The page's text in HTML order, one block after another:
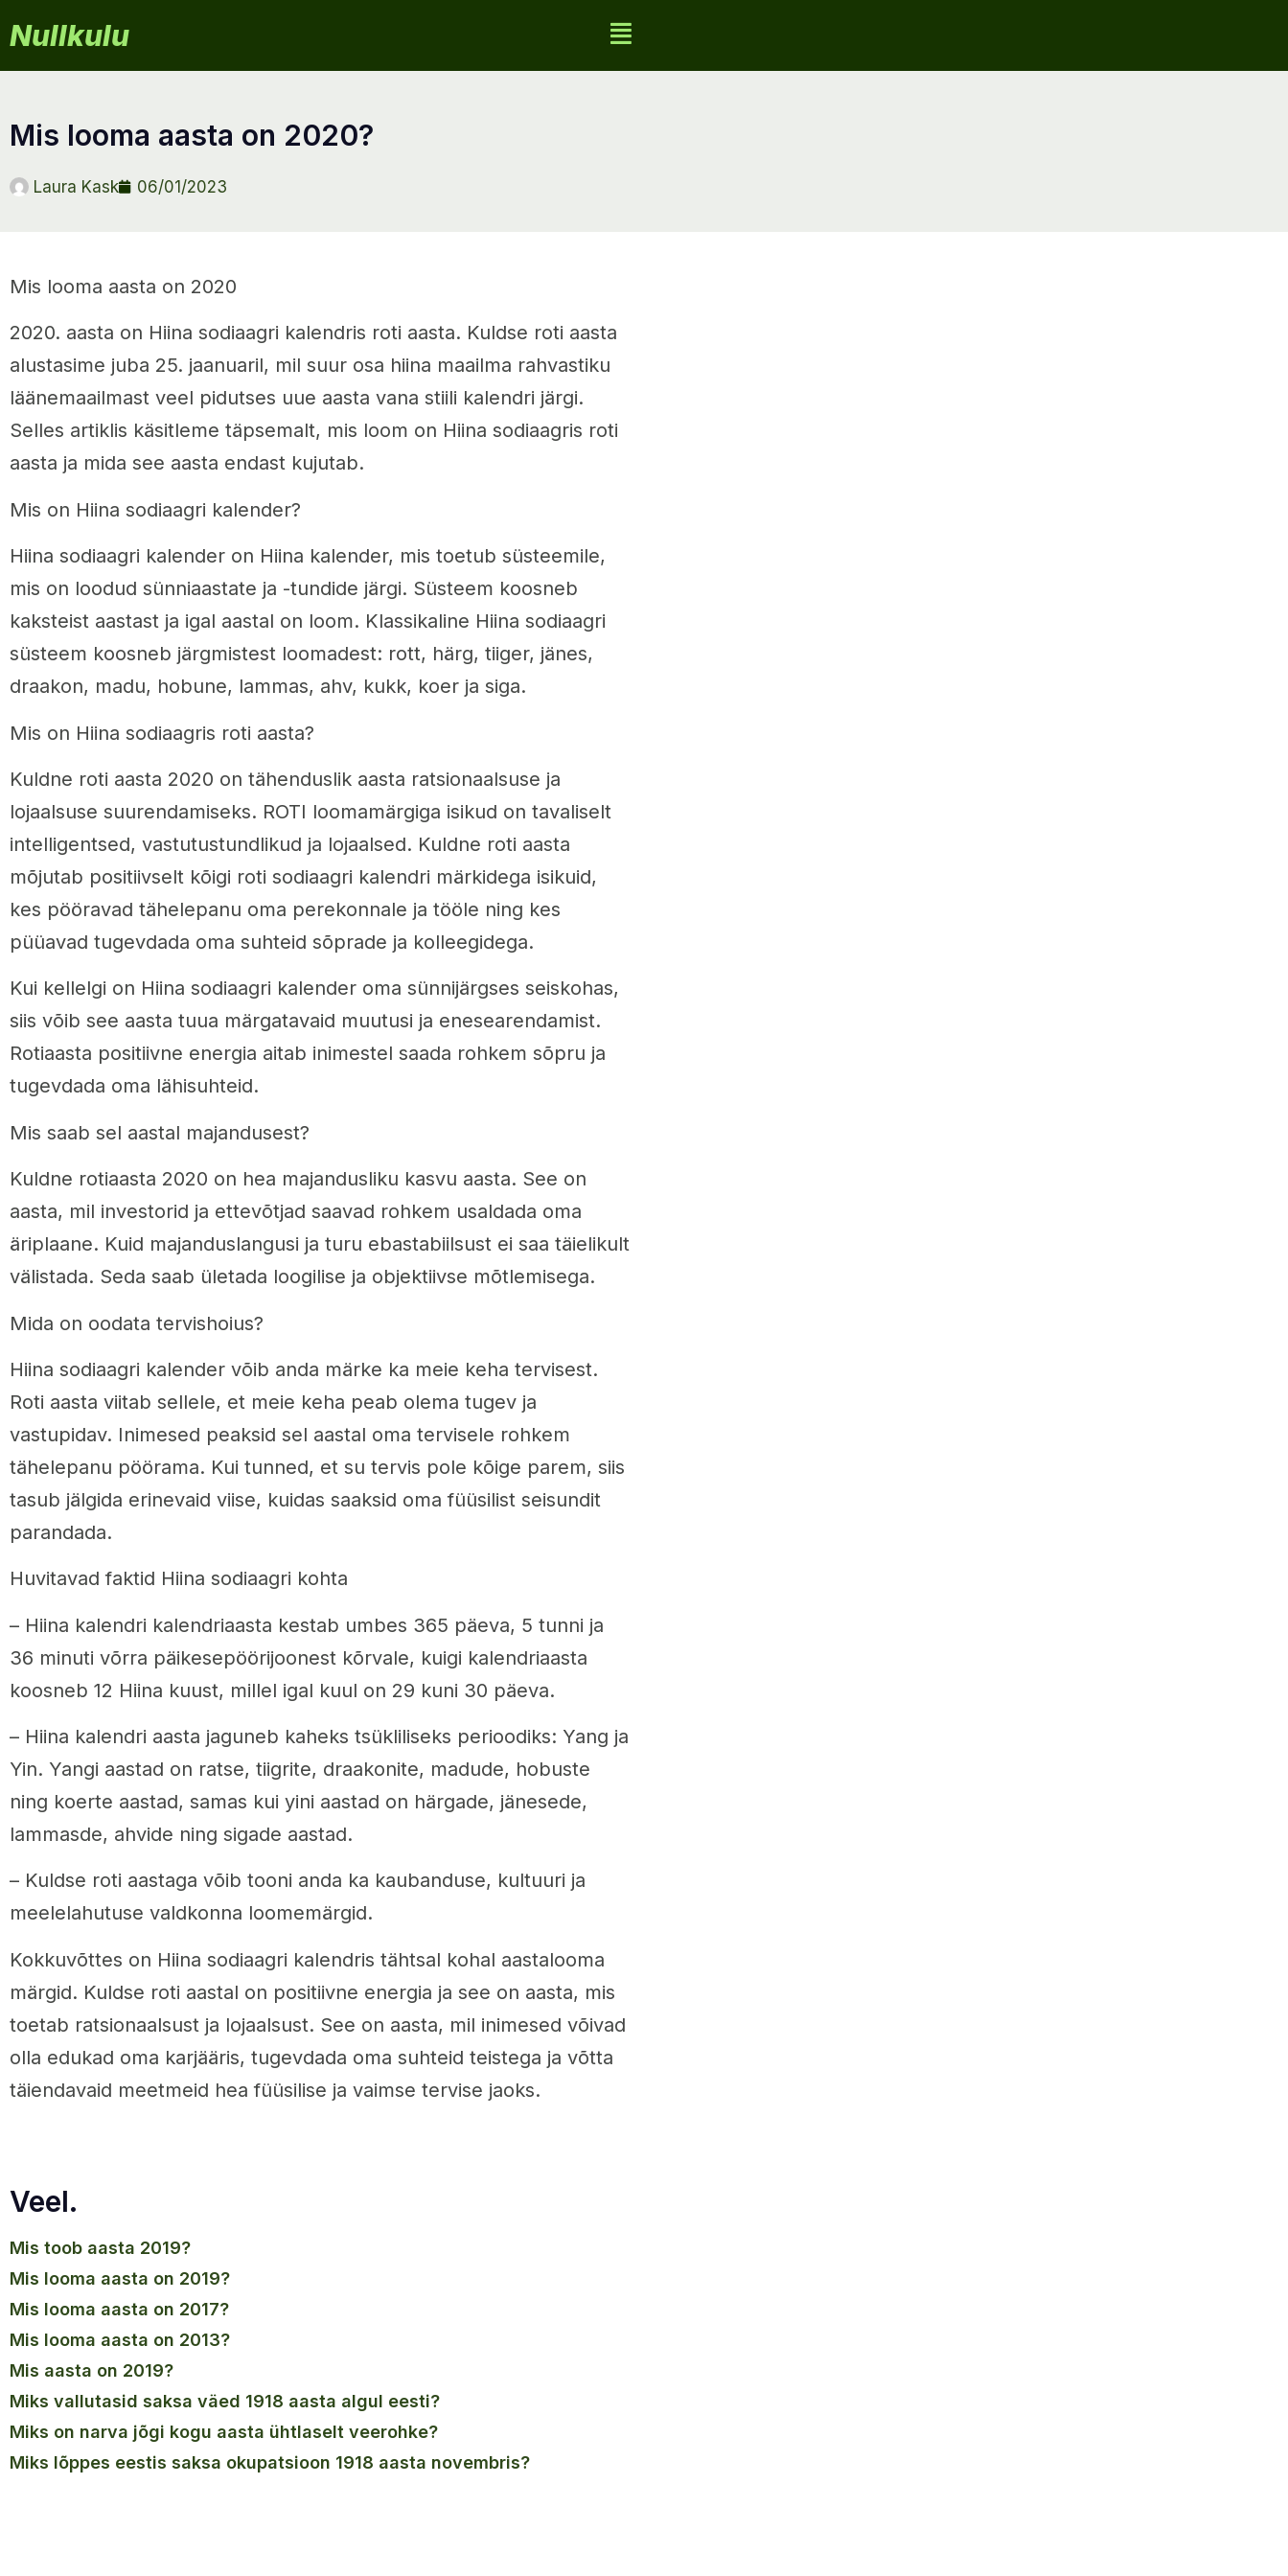
Nullkulu
mis looma aasta on 2020?
Laura Kask 06/01/2023
Mis looma aasta on 2020
2020. aasta on Hiina sodiaagri kalendris roti aasta. Kuldse roti aasta
alustasime juba 25. jaanuaril, mil suur osa hiina maailma rahvastiku
läänemaailmast veel pidutses uue aasta vana stiili kalendri järgi.
Selles artiklis käsitleme täpsemalt, mis loom on Hiina sodiaagris roti
aasta ja mida see aasta endast kujutab.
Mis on Hiina sodiaagri kalender?
Hiina sodiaagri kalender on Hiina kalender, mis toetub süsteemile,
mis on loodud sünniaastate ja -tundide järgi. Süsteem koosneb
kaksteist aastast ja igal aastal on loom. Klassikaline Hiina sodiaagri
süsteem koosneb järgmistest loomadest: rott, härg, tiiger, jänes,
draakon, madu, hobune, lammas, ahv, kukk, koer ja siga.
Mis on Hiina sodiaagris roti aasta?
Kuldne roti aasta 2020 on tähenduslik aasta ratsionaalsuse ja
lojaalsuse suurendamiseks. ROTI loomamärgiga isikud on tavaliselt
intelligentsed, vastutustundlikud ja lojaalsed. Kuldne roti aasta
mõjutab positiivselt kõigi roti sodiaagri kalendri märkidega isikuid,
kes pööravad tähelepanu oma perekonnale ja tööle ning kes
püüavad tugevdada oma suhteid sõprade ja kolleegidega.
Kui kellelgi on Hiina sodiaagri kalender oma sünnijärgses seiskohas,
siis võib see aasta tuua märgatavaid muutusi ja enesearendamist.
Rotiaasta positiivne energia aitab inimestel saada rohkem sõpru ja
tugevdada oma lähisuhteid.
Mis saab sel aastal majandusest?
Kuldne rotiaasta 2020 on hea majandusliku kasvu aasta. See on
aasta, mil investorid ja ettevõtjad saavad rohkem usaldada oma
äriplaane. Kuid majanduslangusi ja turu ebastabiilsust ei saa täielikult
välistada. Seda saab ületada loogilise ja objektiivse mõtlemisega.
Mida on oodata tervishoius?
Hiina sodiaagri kalender võib anda märke ka meie keha tervisest.
Roti aasta viitab sellele, et meie keha peab olema tugev ja
vastupidav. Inimesed peaksid sel aastal oma tervisele rohkem
tähelepanu pöörama. Kui tunned, et su tervis pole kõige parem, siis
tasub jälgida erinevaid viise, kuidas saaksid oma füüsilist seisundit
parandada.
Huvitavad faktid Hiina sodiaagri kohta
– Hiina kalendri kalendriaasta kestab umbes 365 päeva, 5 tunni ja
36 minuti võrra päikesepöörijoonest kõrvale, kuigi kalendriaasta
koosneb 12 Hiina kuust, millel igal kuul on 29 kuni 30 päeva.
– Hiina kalendri aasta jaguneb kaheks tsükliliseks perioodiks: Yang ja
Yin. Yangi aastad on ratse, tiigrite, draakonite, madude, hobuste
ning koerte aastad, samas kui yini aastad on härgade, jänesede,
lammasde, ahvide ning sigade aastad.
– Kuldse roti aastaga võib tooni anda ka kaubanduse, kultuuri ja
meelelahutuse valdkonna loomemärgid.
Kokkuvõttes on Hiina sodiaagri kalendris tähtsal kohal aastalooma
märgid. Kuldse roti aastal on positiivne energia ja see on aasta, mis
toetab ratsionaalsust ja lojaalsust. See on aasta, mil inimesed võivad
olla edukad oma karjääris, tugevdada oma suhteid teistega ja võtta
täiendavaid meetmeid hea füüsilise ja vaimse tervise jaoks.
Veel.
mis toob aasta 2019?
mis looma aasta on 2019?
mis looma aasta on 2017?
mis looma aasta on 2013?
mis aasta on 2019?
miks vallutasid saksa väed 1918 aasta algul eesti?
miks on narva jõgi kogu aasta ühtlaselt veerohke?
miks lõppes eestis saksa okupatsioon 1918 aasta novembris?